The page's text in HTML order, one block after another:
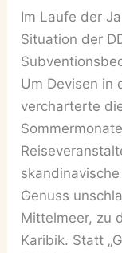
Im Laufe der
Situation der
Um Devisen in
vercharterte
Genuss
Mittelmeer, zu
Karibik. Statt